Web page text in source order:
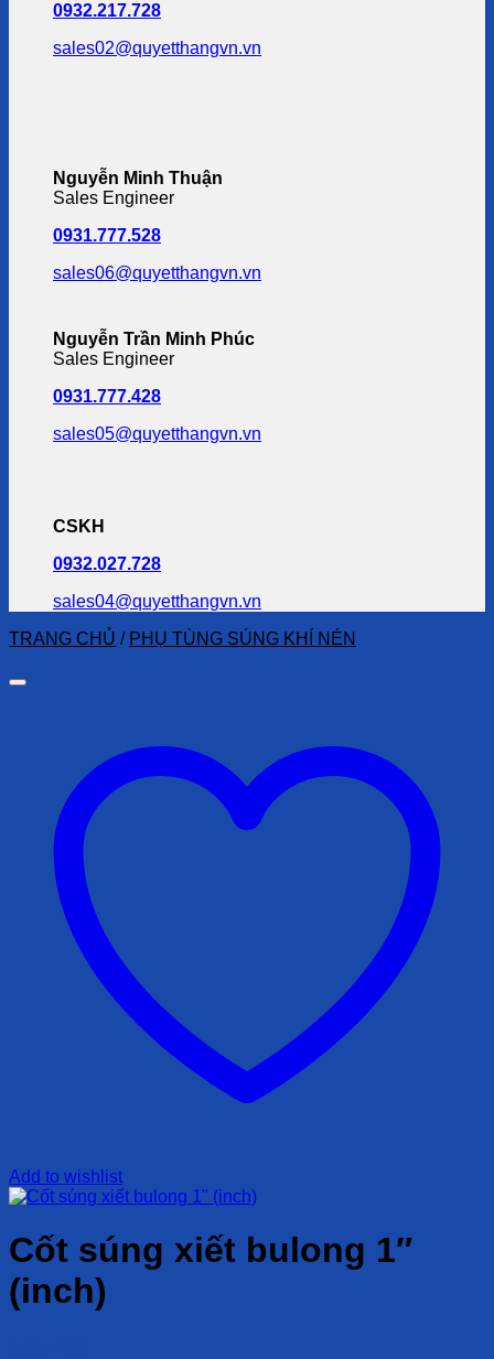
0932.217.728
sales02@quyetthangvn.vn
Nguyễn Minh Thuận
Sales Engineer
0931.777.528
sales06@quyetthangvn.vn
Nguyễn Trần Minh Phúc
Sales Engineer
0931.777.428
sales05@quyetthangvn.vn
CSKH
0932.027.728
sales04@quyetthangvn.vn
TRANG CHỦ / PHỤ TÙNG SÚNG KHÍ NÉN
Add to wishlist
Cốt súng xiết bulong 1″
(inch)